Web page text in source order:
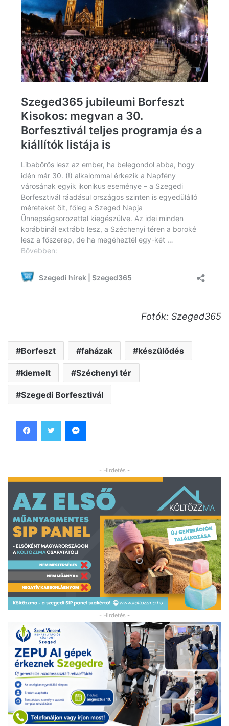
Fotók: Szeged365
Borfeszt faházak készülődés
kiemelt Széchenyi tér
Szegedi Borfesztivál
- Hirdetés -
- Hirdetés -